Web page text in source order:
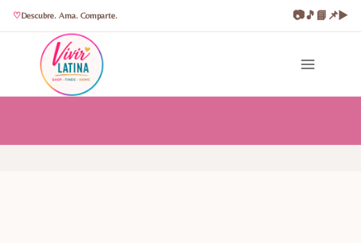
Descubre. Ama. Comparte. 📷🎵📘📌▶️
contenido